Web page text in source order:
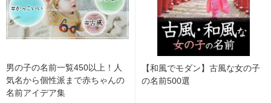
男の子の名前一覧450以上！人
気名から個性派まで赤ちゃんの
名前アイデア集
【和風でモダン】古風な女の子
の名前500選